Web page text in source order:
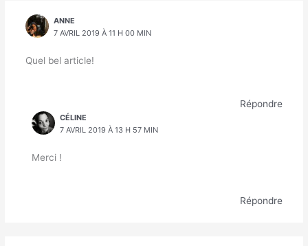
ANNE
7 AVRIL 2019 À 11 H 00 MIN
Quel bel article!
Répondre
CÉLINE
7 AVRIL 2019 À 13 H 57 MIN
Merci !
Répondre